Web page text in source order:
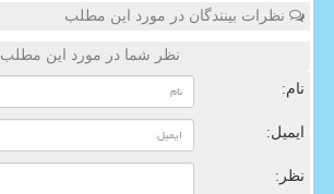
نظرات بینندگان در مورد این مطلب
نظر شما در مورد این مطلب
نام:
ایمیل:
نظر: